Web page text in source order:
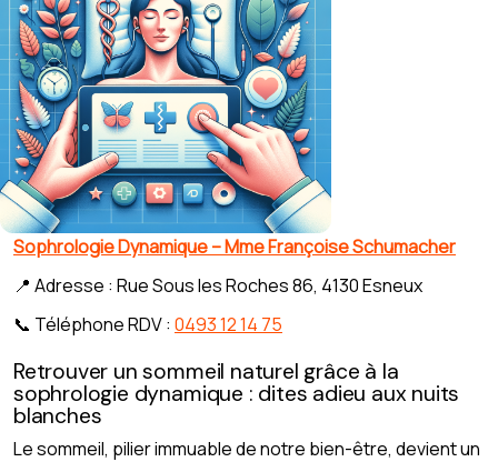
Sophrologie Dynamique – Mme Françoise Schumacher
📍 Adresse : Rue Sous les Roches 86, 4130 Esneux
📞 Téléphone RDV : 0493 12 14 75
Retrouver un sommeil naturel grâce à la
sophrologie dynamique : dites adieu aux nuits
blanches
Le sommeil, pilier immuable de notre bien-être, devient un